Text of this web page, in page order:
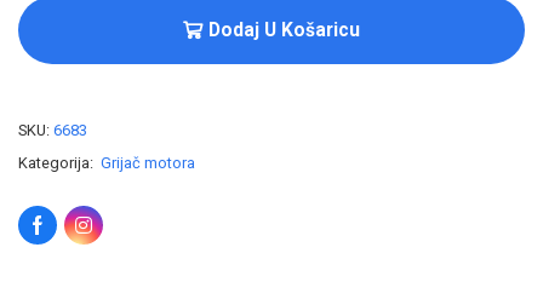
Dodaj U Košaricu
SKU: 6683
Kategorija: Grijač motora